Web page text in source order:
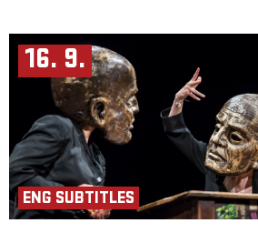
16. 9.
ENG SUBTITLES